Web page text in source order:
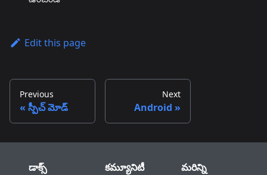
Edit this page
Previous
స్పీచ్ మోడ్
Next
Android
డాక్స్ కమ్యూనిటీ మరిన్ని